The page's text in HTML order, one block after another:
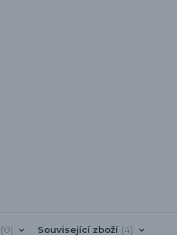
0 Související zboží 4